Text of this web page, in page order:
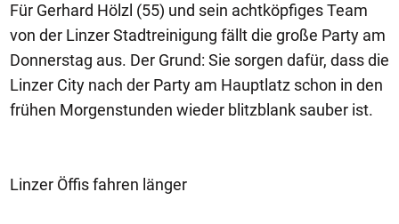
Für Gerhard Hölzl (55) und sein achtköpfiges Team
von der Linzer Stadtreinigung fällt die große Party am
Donnerstag aus. Der Grund: Sie sorgen dafür, dass die
Linzer City nach der Party am Hauptlatz schon in den
frühen Morgenstunden wieder blitzblank sauber ist.
Linzer Öffis fahren länger